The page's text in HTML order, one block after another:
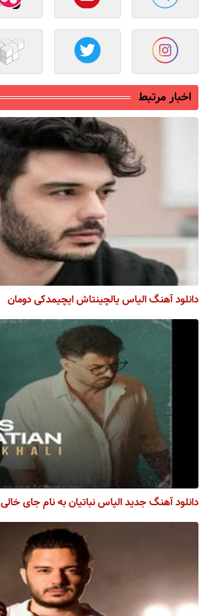
اخبار مرتبط
دانلود آهنگ الیاس یالچینتاش ایچیمدکی دومان
دانلود آهنگ جدید الیاس نباتیان به نام جای خالی